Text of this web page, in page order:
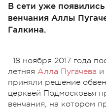
В сети уже
венчания Аллы
Галкина.
18 ноября 2017 года
летняя Алла Пугачева и
приняли решение
церквей Подмосковья
венчания, на котором